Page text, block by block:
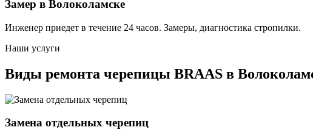
Замер в Волоколамске
Инженер приедет в течение 24 часов. Замеры, диагностика стропилки.
Наши услуги
Виды ремонта черепицы BRAAS в
Замена отдельных черепиц